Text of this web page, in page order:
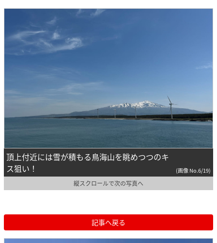
頂上付近には雪が積もる鳥海山を眺めつつのキ
ス狙い！
(画像 No.6/19)
縦スクロールで次の写真へ
記事へ戻る